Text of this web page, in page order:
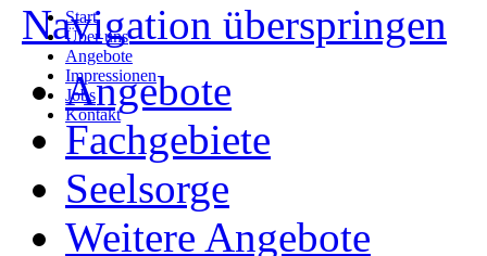
Start
Über uns
Angebote
Impressionen
Jobs
Kontakt
Navigation überspringen
Angebote
Fachgebiete
Seelsorge
Weitere Angebote